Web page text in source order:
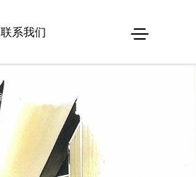
联系我们